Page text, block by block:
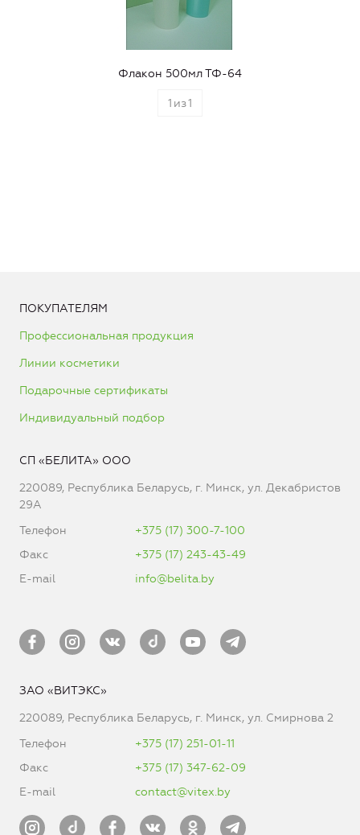
Флакон 500мл ТФ-64
1 из1
ПОКУПАТЕЛЯМ
Профессиональная продукция
Линии косметики
Подарочные сертификаты
Индивидуальный подбор
СП «БЕЛИТА» ООО
220089, Республика Беларусь, г. Минск, ул. Декабристов
29А
Телефон
+375 (17) 300-7-100
Факс
+375 (17) 243-43-49
E-mail
info@belita.by
ЗАО «ВИТЭКС»
220089, Республика Беларусь, г. Минск, ул. Смирнова 2
Телефон
+375 (17) 251-01-11
Факс
+375 (17) 347-62-09
E-mail
contact@vitex.by